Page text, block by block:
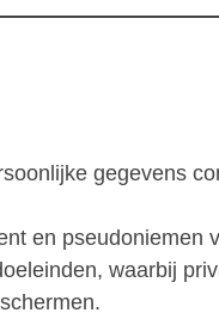
gegevens
en pseudoniemen
waarbij